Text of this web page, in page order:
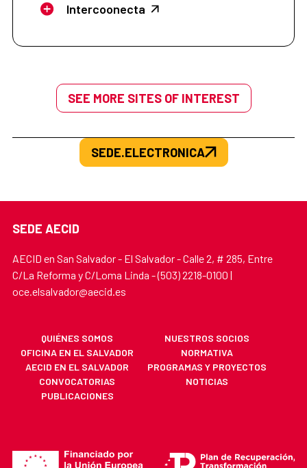
Intercoonecta
SEE MORE SITES OF INTEREST
SEDE.ELECTRONICA
SEDE AECID
AECID en San Salvador - El Salvador - Calle 2, # 285, Entre
C/La Reforma y C/Loma Linda - (503) 2218-0100 |
oce.elsalvador@aecid.es
QUIÉNES SOMOS
NUESTROS SOCIOS
OFICINA EN EL SALVADOR
NORMATIVA
AECID EN EL SALVADOR
PROGRAMAS Y PROYECTOS
CONVOCATORIAS
NOTICIAS
PUBLICACIONES